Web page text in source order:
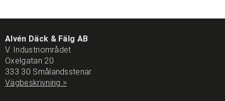
Alvén Däck & Fälg AB
V. Industriområdet
Oxelgatan 20
333 30 Smålandsstenar
Vägbeskrivning >